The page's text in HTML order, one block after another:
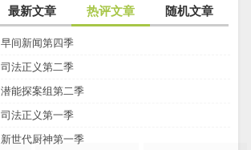
最新文章 热评文章 随机文章
早间新闻第四季
司法正义第二季
潜能探案组第二季
司法正义第一季
新世代厨神第一季